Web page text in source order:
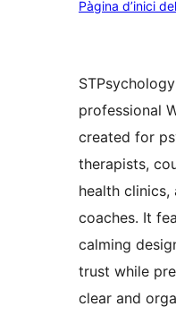
Pàgina d’inici
professional
created for
therapists,
health clinics,
coaches. It
calming
trust while
clear and